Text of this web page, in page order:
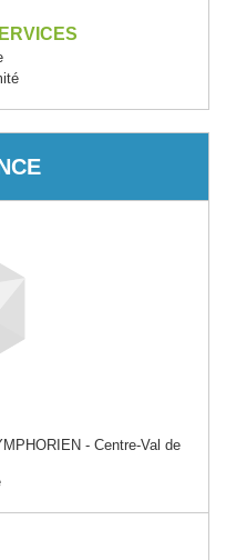
- Centre-Val de